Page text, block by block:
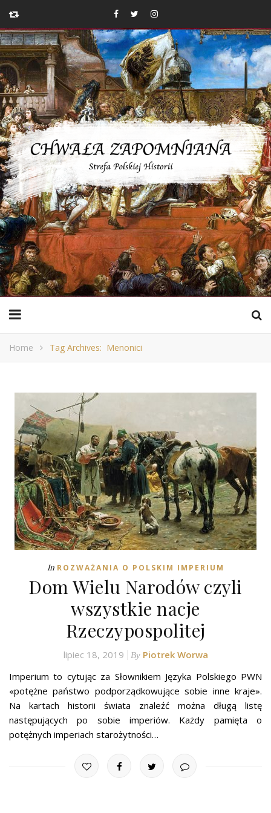
Home Tag Archives: Menonici
In ROZWAŻANIA O POLSKIM IMPERIUM
Dom Wielu Narodów czyli
wszystkie nacje
Rzeczypospolitej
lipiec 18, 2019 By Piotrek Worwa
Imperium to cytując za Słownikiem Języka Polskiego PWN
«potężne państwo podporządkowujące sobie inne kraje».
Na kartach historii świata znaleźć można długą listę
następujących po sobie imperiów. Każdy pamięta o
potężnych imperiach starożytności…